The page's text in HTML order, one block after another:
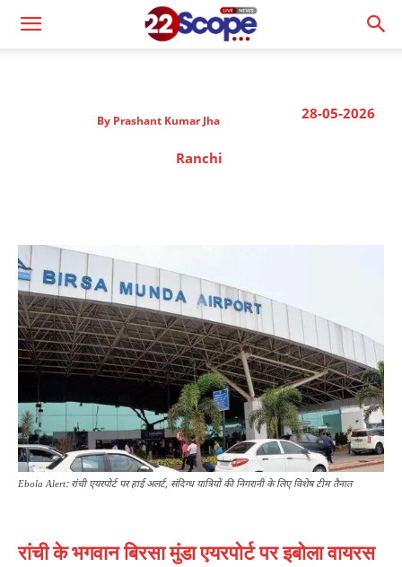
28-05-2026
By Prashant Kumar Jha
Ranchi
Ebola Alert: रांची एयरपोर्ट पर हाई अलर्ट, संदिग्ध यात्रियों की निगरानी के लिए विशेष टीम तैनात
रांची के भगवान बिरसा मुंडा एयरपोर्ट पर इबोला वायरस